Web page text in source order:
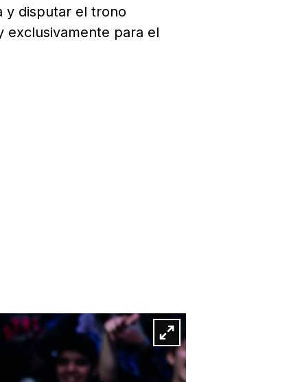
y disputar el trono
exclusivamente para el